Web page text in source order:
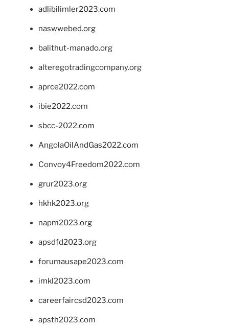
adlibilimler2023.com
naswwebed.org
balithut-manado.org
alteregotradingcompany.org
aprce2022.com
ibie2022.com
sbcc-2022.com
AngolaOilAndGas2022.com
Convoy4Freedom2022.com
grur2023.org
hkhk2023.org
napm2023.org
apsdfd2023.org
forumausape2023.com
imkl2023.com
careerfaircsd2023.com
apsth2023.com